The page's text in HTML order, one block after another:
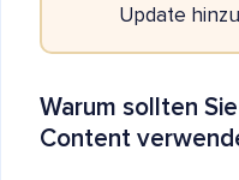
Update
Warum sollten
Content